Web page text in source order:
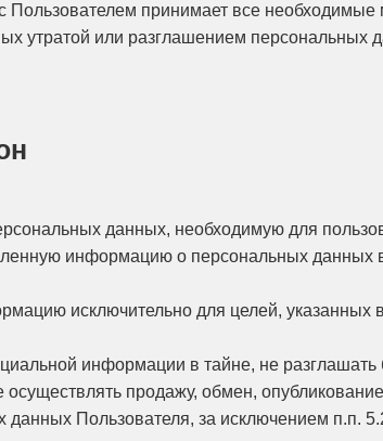
Пользователем принимает все
утратой или разглашением персональных
данных, необходимую для
информацию о персональных
исключительно для целей, указанных
информации в тайне, не разглашать
осуществлять продажу, обмен,
Пользователя, за исключением п.п.